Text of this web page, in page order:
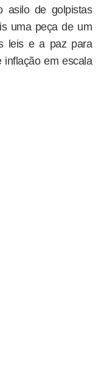
asilo de golpistas
uma peça de um
leis e a paz para
inflação em escala